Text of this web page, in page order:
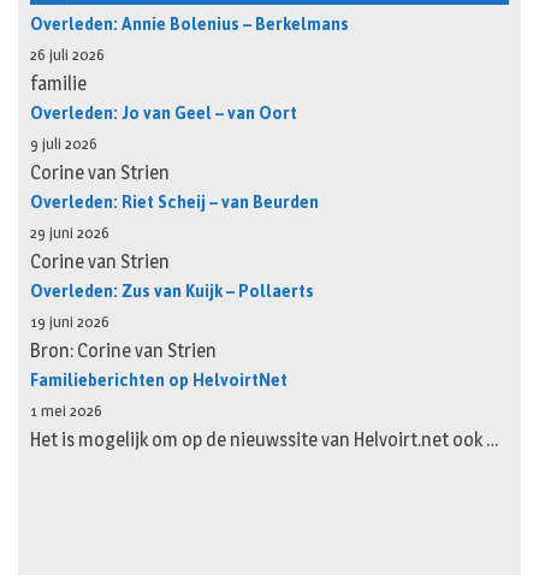
Overleden: Annie Bolenius – Berkelmans
26 juli 2026
familie
Overleden: Jo van Geel – van Oort
9 juli 2026
Corine van Strien
Overleden: Riet Scheij – van Beurden
29 juni 2026
Corine van Strien
Overleden: Zus van Kuijk – Pollaerts
19 juni 2026
Bron: Corine van Strien
Familieberichten op HelvoirtNet
1 mei 2026
Het is mogelijk om op de nieuwssite van Helvoirt.net ook …